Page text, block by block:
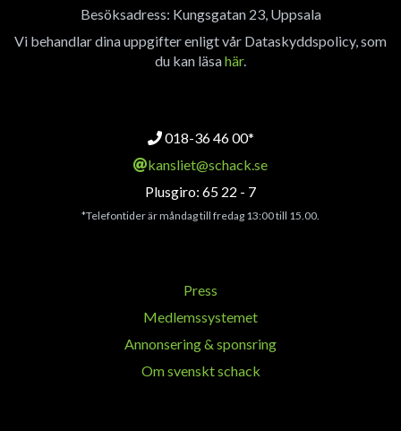
Besöksadress: Kungsgatan 23, Uppsala
Vi behandlar dina uppgifter enligt vår Dataskyddspolicy, som
du kan läsahär.
018-36 46 00*
kansliet@schack.se
Plusgiro: 65 22 - 7
*Telefontider är måndag till fredag 13:00 till 15.00.
Press
Medlemssystemet
Annonsering & sponsring
Om svenskt schack